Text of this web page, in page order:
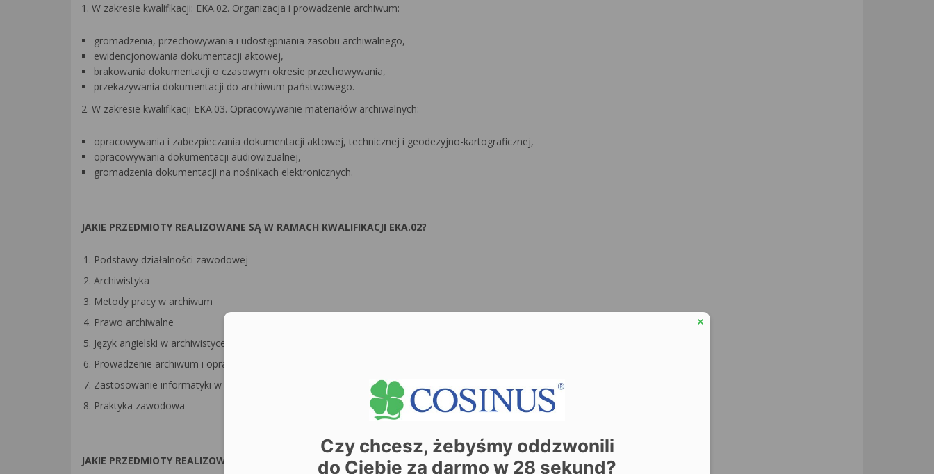
1. W zakresie kwalifikacji: EKA.02. Organizacja i prowadzenie archiwum:
gromadzenia, przechowywania i udostępniania zasobu archiwalnego,
ewidencjonowania dokumentacji aktowej,
brakowania dokumentacji o czasowym okresie przechowywania,
przekazywania dokumentacji do archiwum państwowego.
2. W zakresie kwalifikacji EKA.03. Opracowywanie materiałów archiwalnych:
opracowywania i zabezpieczania dokumentacji aktowej, technicznej i geodezyjno-kartograficznej,
opracowywania dokumentacji audiowizualnej,
gromadzenia dokumentacji na nośnikach elektronicznych.
JAKIE PRZEDMIOTY REALIZOWANE SĄ W RAMACH KWALIFIKACJI EKA.02?
Podstawy działalności zawodowej
Archiwistyka
Metody pracy w archiwum
Prawo archiwalne
Język angielski w archiwistyce
Prowadzenie archiwum i opracowanie materiałów archiwalnych
Zastosowanie informatyki w archiwistyce
Praktyka zawodowa
JAKIE PRZEDMIOTY REALIZOWANE SĄ W RAMACH KWALIFIKACJI EKA.03?
Czy chcesz, żebyśmy oddzwonili
do Ciebie za darmo w 28 sekund?